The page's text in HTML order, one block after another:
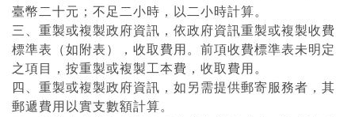
臺幣二十元；不足二小時，以二小時計算。
三、重製或複製政府資訊，依政府資訊重製或複製收費
標準表（如附表），收取費用。前項收費標準表未明定
之項目，按重製或複製工本費，收取費用。
四、重製或複製政府資訊，如另需提供郵寄服務者，其
郵遞費用以實支數額計算。